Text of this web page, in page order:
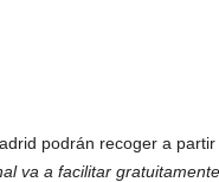
podrán recoger a partir
va a facilitar